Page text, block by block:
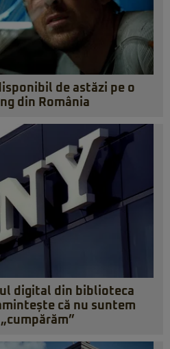
de astăzi pe o
din România
digital din biblioteca
că nu suntem